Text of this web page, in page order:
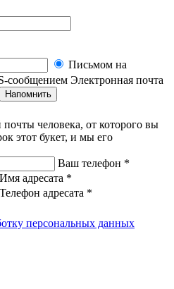
Письмом на
сообщением Электронная почта
Напомнить
человека, от которого вы
этот букет, и мы его
Ваш телефон *
Имя адресата *
Телефон адресата *
персональных данных